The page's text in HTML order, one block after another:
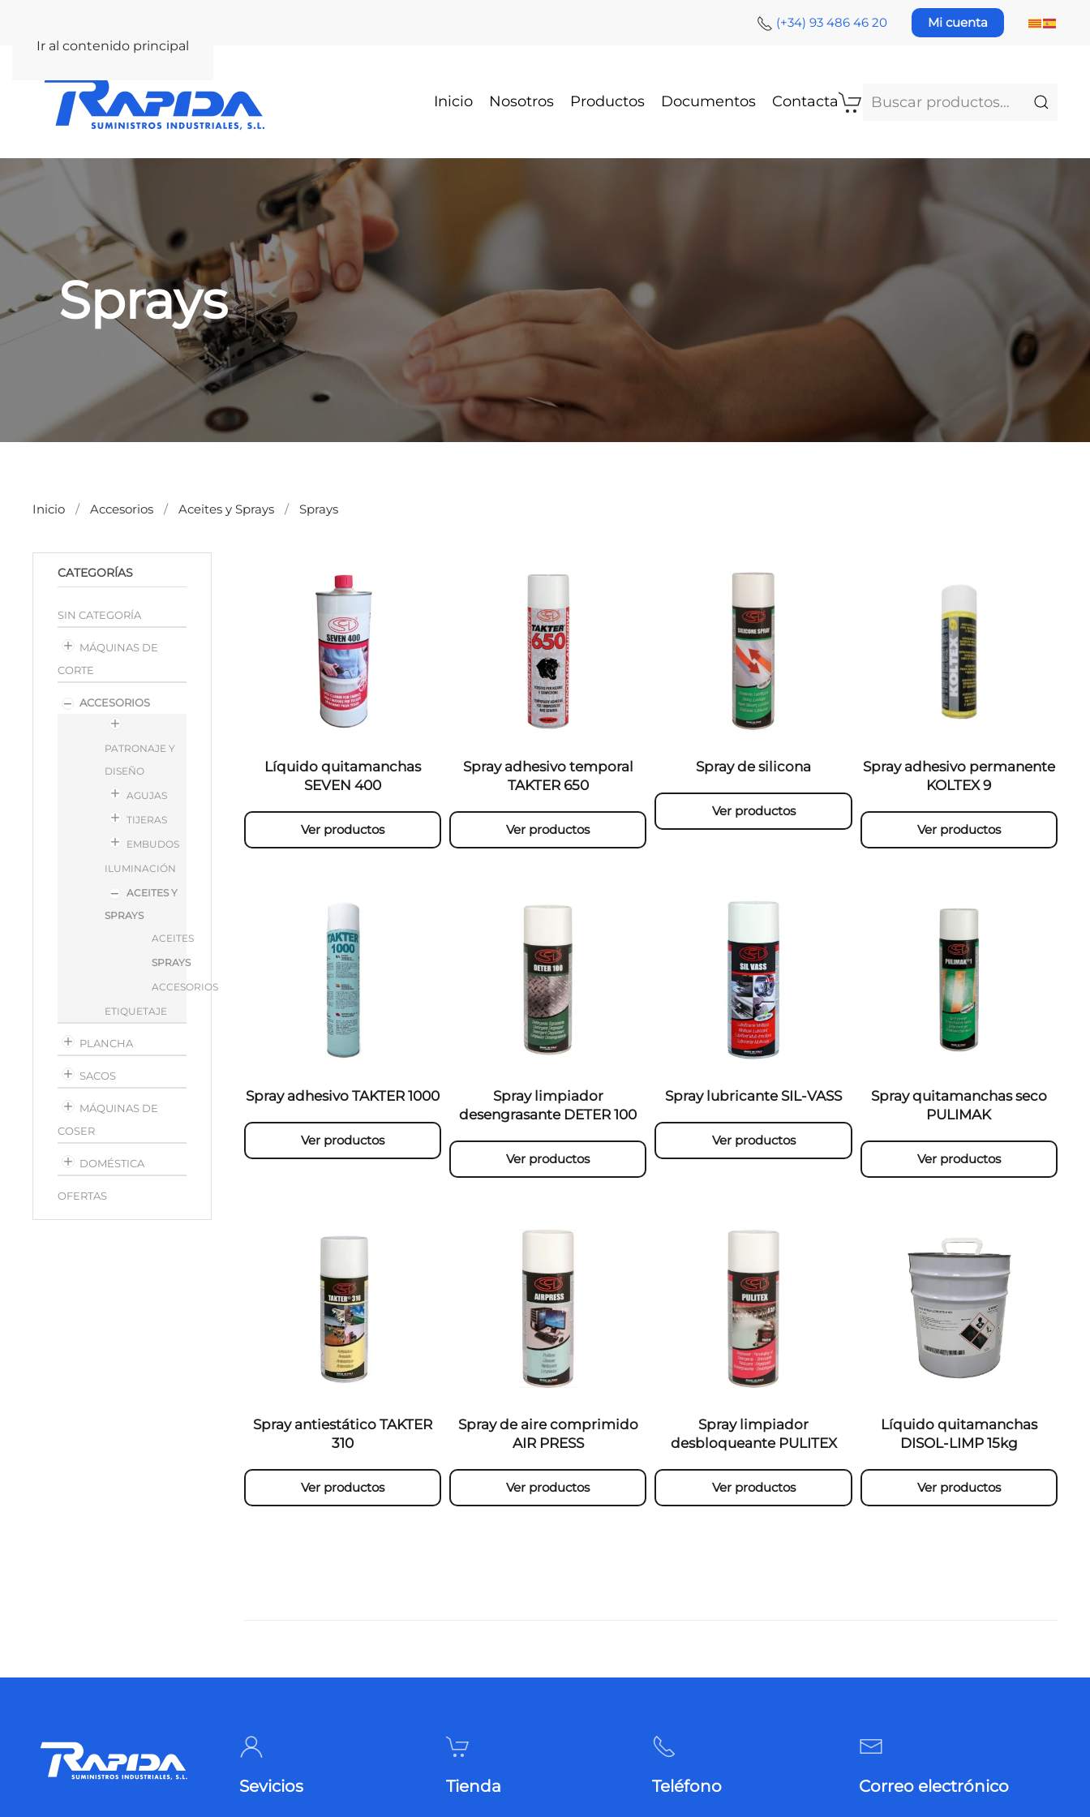
Ir al contenido principal
(+34) 93 486 46 20 Mi cuenta
Inicio Nosotros Productos Documentos Contacta
Buscar
Sprays
Inicio Accesorios Aceites y Sprays Sprays
CATEGORÍAS
SIN CATEGORÍA
MÁQUINAS DE
CORTE
ACCESORIOS
PATRONAJE Y
DISEÑO
AGUJAS
TIJERAS
EMBUDOS
ILUMINACIÓN
ACEITES Y
SPRAYS
ACEITES
SPRAYS
ACCESORIOS
ETIQUETAJE
PLANCHA
SACOS
MÁQUINAS DE
COSER
DOMÉSTICA
OFERTAS
Líquido quitamanchas
SEVEN 400
Ver productos
Spray adhesivo temporal
TAKTER 650
Ver productos
Spray de silicona
Ver productos
Spray adhesivo permanente
KOLTEX 9
Ver productos
Spray adhesivo TAKTER 1000
Ver productos
Spray limpiador
desengrasante DETER 100
Ver productos
Spray lubricante SIL-VASS
Ver productos
Spray quitamanchas seco
PULIMAK
Ver productos
Spray antiestático TAKTER
310
Ver productos
Spray de aire comprimido
AIR PRESS
Ver productos
Spray limpiador
desbloqueante PULITEX
Ver productos
Líquido quitamanchas
DISOL-LIMP 15kg
Ver productos
Sevicios Tienda Teléfono Correo electrónico